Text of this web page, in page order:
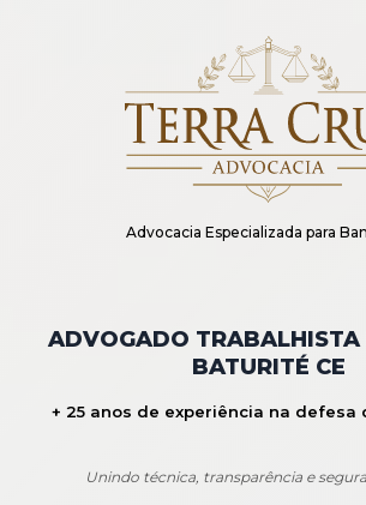
Advocacia Especializada para
ADVOGADO TRABALHISTA
BATURITÉ CE
+ 25 anos de experiência na defesa
Unindo técnica, transparência e